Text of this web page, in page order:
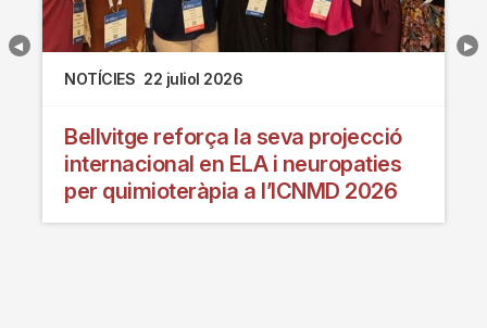
NOTÍCIES 22 juliol 2026
Bellvitge reforça la seva projecció
internacional en ELA i neuropaties
per quimioteràpia a l’ICNMD 2026